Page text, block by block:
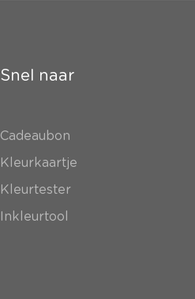
Snel naar
Cadeaubon
Kleurkaartje
Kleurtester
Inkleurtool